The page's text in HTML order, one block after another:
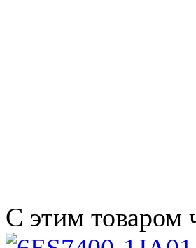
С этим товаром